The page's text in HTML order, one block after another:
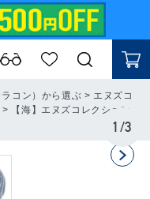
コン）から選ぶ > エヌズコ
>
【海】エヌズコレクション
1/3